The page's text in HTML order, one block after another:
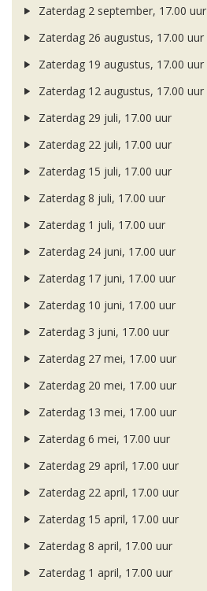
Zaterdag 2 september, 17.00 uur
Zaterdag 26 augustus, 17.00 uur
Zaterdag 19 augustus, 17.00 uur
Zaterdag 12 augustus, 17.00 uur
Zaterdag 29 juli, 17.00 uur
Zaterdag 22 juli, 17.00 uur
Zaterdag 15 juli, 17.00 uur
Zaterdag 8 juli, 17.00 uur
Zaterdag 1 juli, 17.00 uur
Zaterdag 24 juni, 17.00 uur
Zaterdag 17 juni, 17.00 uur
Zaterdag 10 juni, 17.00 uur
Zaterdag 3 juni, 17.00 uur
Zaterdag 27 mei, 17.00 uur
Zaterdag 20 mei, 17.00 uur
Zaterdag 13 mei, 17.00 uur
Zaterdag 6 mei, 17.00 uur
Zaterdag 29 april, 17.00 uur
Zaterdag 22 april, 17.00 uur
Zaterdag 15 april, 17.00 uur
Zaterdag 8 april, 17.00 uur
Zaterdag 1 april, 17.00 uur